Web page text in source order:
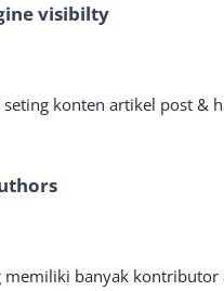
visibilty
konten artikel post &
banyak kontributor